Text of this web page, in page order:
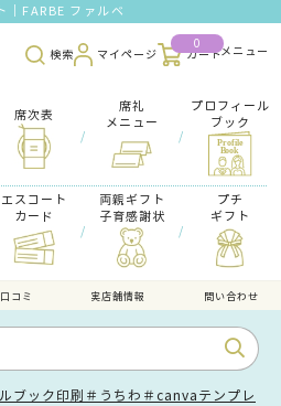
｜FARBE ファルベ
検索 マイページ
0
カート
席次表
/
席礼
メニュー
/
プロフィール
ブック
エスコート
カード
/
両親ギフト
子育感謝状
/
プチ
ギフト
コミ 実店舗情報 問い合わせ
ブック印刷 ＃うちわ ＃canvaテンプレ